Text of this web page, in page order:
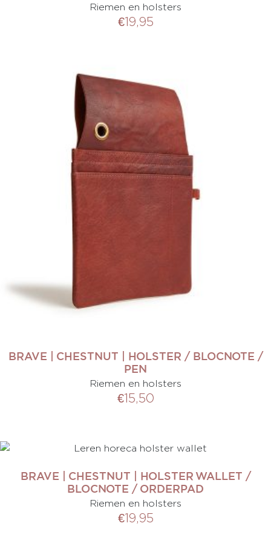
Riemen en holsters
€19,95
BRAVE | CHESTNUT | HOLSTER / BLOCNOTE /
PEN
Riemen en holsters
€15,50
BRAVE | CHESTNUT | HOLSTER WALLET /
BLOCNOTE / ORDERPAD
Riemen en holsters
€19,95